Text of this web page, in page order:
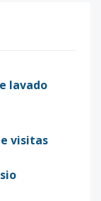
lavado
visitas